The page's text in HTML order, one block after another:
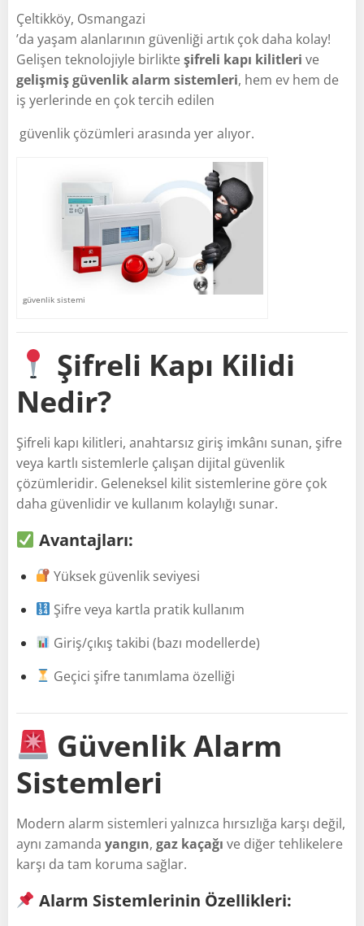
Çeltikköy, Osmangazi
’da yaşam alanlarının güvenliği artık çok daha kolay!
Gelişen teknolojiyle birlikteşifreli kapı kilitleri ve
gelişmiş güvenlik alarm sistemleri, hem ev hem de
iş yerlerinde en çok tercih edilen
güvenlik çözümleri arasında yer alıyor.
güvenlik sistemi
Şifreli Kapı Kilidi
Nedir?
Şifreli kapı kilitleri, anahtarsız giriş imkânı sunan, şifre
veya kartlı sistemlerle çalışan dijital güvenlik
çözümleridir. Geleneksel kilit sistemlerine göre çok
daha güvenlidir ve kullanım kolaylığı sunar.
Avantajları:
Yüksek güvenlik seviyesi
Şifre veya kartla pratik kullanım
Giriş/çıkış takibi (bazı modellerde)
Geçici şifre tanımlama özelliği
Güvenlik Alarm
Sistemleri
Modern alarm sistemleri yalnızca hırsızlığa karşı değil,
aynı zamanda yangın, gaz kaçağı ve diğer tehlikelere
karşı da tam koruma sağlar.
Alarm Sistemlerinin Özellikleri: